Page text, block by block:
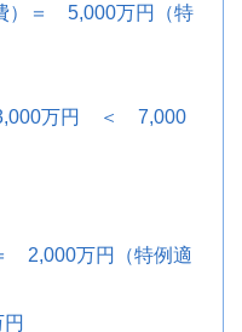
＝ 5,000万円（特
3,000万円 ＜ 7,000
万円（特例適